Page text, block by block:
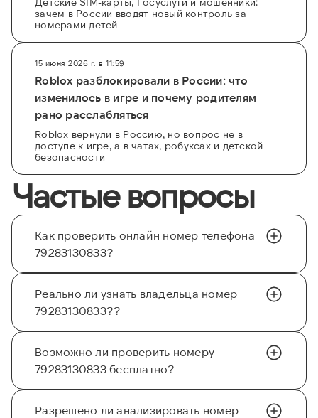
зачем в России вводят новый контроль за
номерами детей
15 июня 2026 г. в 11:59
Roblox разблокировали в России: что
изменилось в игре и почему родителям
рано расслабляться
Roblox вернули в Россию, но вопрос не в
доступе к игре, а в чатах, робуксах и детской
безопасности
Частые вопросы
Как проверить онлайн номер телефона
79283130833?
Реально ли узнать владельца номер
79283130833??
Возможно ли проверить номеру
79283130833 бесплатно?
Разрешено ли анализировать номер